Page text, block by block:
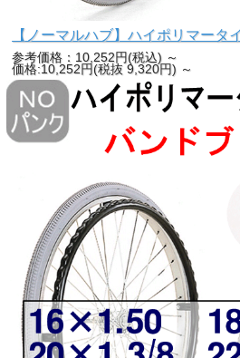
【ノーマルハブ】ハイポリマータ
参考価格：10,252円(税込) ～
価格:10,252円(税抜 9,320円) ～